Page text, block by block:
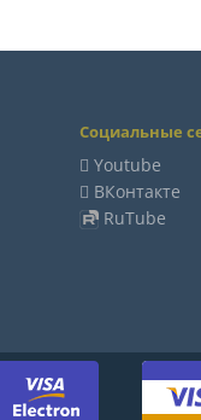
Социальные
Youtube
ВКонтакте
RuTube